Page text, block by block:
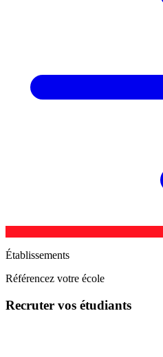
Établissements
Référencez votre école
Recruter vos étudiants